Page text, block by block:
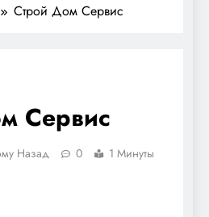
Строй Дом Сервис
Сервис
Назад 0 1 Минуты